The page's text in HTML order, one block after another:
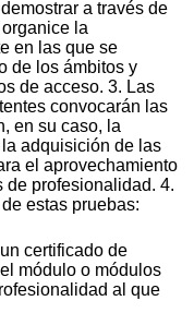
a través de
la
en las que se
de los ámbitos y
de acceso. 3. Las
convocarán las
en su caso, la
adquisición de las
el aprovechamiento
de profesionalidad. 4.
estas pruebas:
certificado de
módulo o módulos
al que